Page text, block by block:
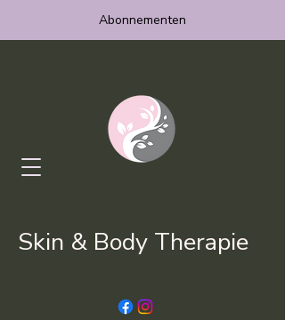
Skin & Body Therapie
Abonnementen